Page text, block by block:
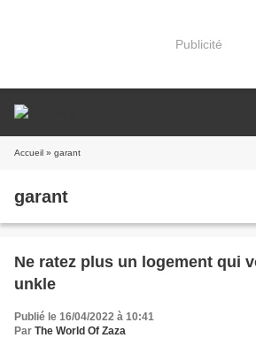
Publicité
Accueil » garant
garant
Ne ratez plus un logement qui
unkle
Publié le 16/04/2022 à 10:41
Par The World Of Zaza